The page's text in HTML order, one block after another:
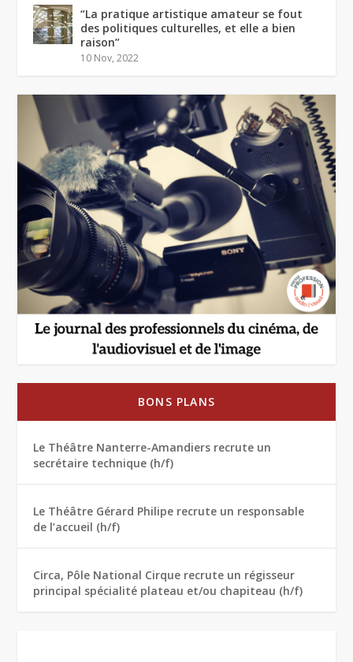
“La pratique artistique amateur se fout
des politiques culturelles, et elle a bien
raison”
10 Nov, 2022
BONS PLANS
Le Théâtre Nanterre-Amandiers recrute un
secrétaire technique (h/f)
Le Théâtre Gérard Philipe recrute un responsable
de l’accueil (h/f)
Circa, Pôle National Cirque recrute un régisseur
principal spécialité plateau et/ou chapiteau (h/f)